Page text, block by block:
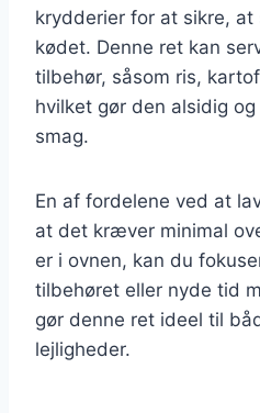
krydderier for at sikre,
kødet. Denne ret kan
tilbehør, såsom ris,
hvilket gør den alsidig
smag.
En af fordelene ved at
at det kræver minimal
er i ovnen, kan du
tilbehøret eller nyde tid
gør denne ret ideel til
lejligheder.